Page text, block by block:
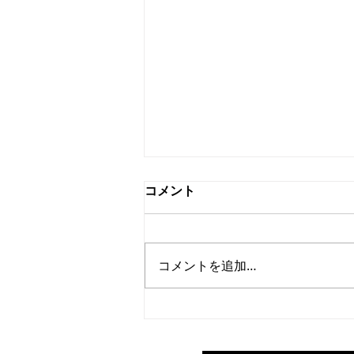
コメント
コメントを追加…